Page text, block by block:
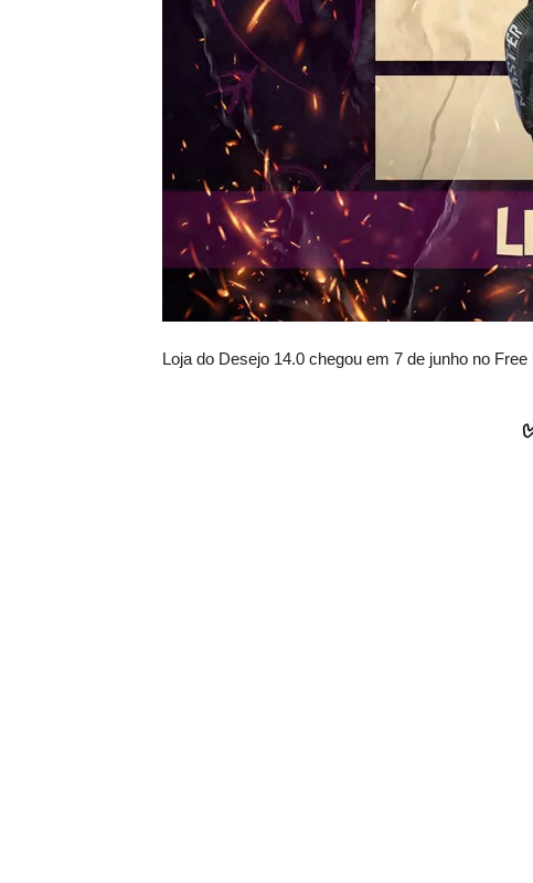
Loja do Desejo 14.0 chegou em 7 de junho no